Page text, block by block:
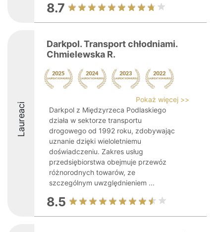
8.7
Laureaci
Darkpol. Transport chłodniami.
Chmielewska R.
Pokaż więcej >>
Darkpol z Międzyrzeca Podlaskiego
działa w sektorze transportu
drogowego od 1992 roku, zdobywając
uznanie dzięki wieloletniemu
doświadczeniu. Zakres usług
przedsiębiorstwa obejmuje przewóz
różnorodnych towarów, ze
szczególnym uwzględnieniem ...
8.5